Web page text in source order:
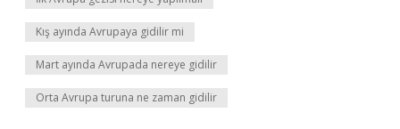
Kış ayında Avrupaya gidilir mi
Mart ayında Avrupada nereye gidilir
Orta Avrupa turuna ne zaman gidilir